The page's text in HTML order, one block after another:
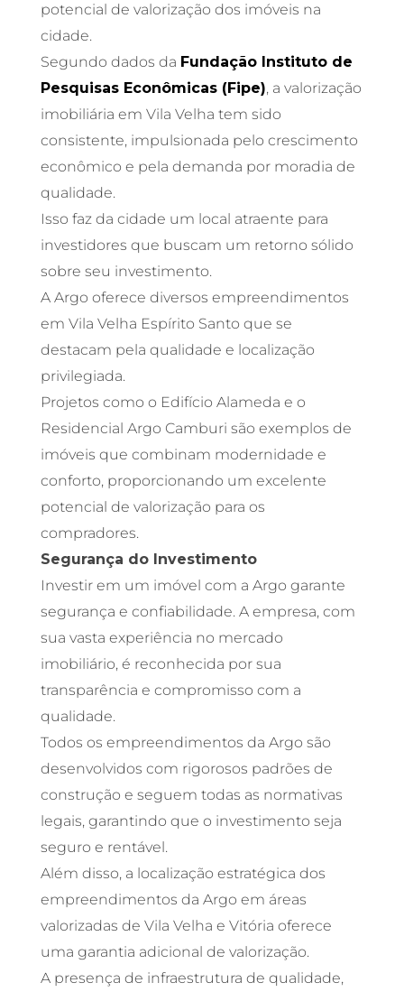
potencial de valorização dos imóveis na
cidade.
Segundo dados da Fundação Instituto de
Pesquisas Econômicas (Fipe), a valorização
imobiliária em Vila Velha tem sido
consistente, impulsionada pelo crescimento
econômico e pela demanda por moradia de
qualidade.
Isso faz da cidade um local atraente para
investidores que buscam um retorno sólido
sobre seu investimento.
A Argo oferece diversos empreendimentos
em Vila Velha Espírito Santo que se
destacam pela qualidade e localização
privilegiada.
Projetos como o Edifício Alameda e o
Residencial Argo Camburi são exemplos de
imóveis que combinam modernidade e
conforto, proporcionando um excelente
potencial de valorização para os
compradores.
Segurança do Investimento
Investir em um imóvel com a Argo garante
segurança e confiabilidade. A empresa, com
sua vasta experiência no mercado
imobiliário, é reconhecida por sua
transparência e compromisso com a
qualidade.
Todos os empreendimentos da Argo são
desenvolvidos com rigorosos padrões de
construção e seguem todas as normativas
legais, garantindo que o investimento seja
seguro e rentável.
Além disso, a localização estratégica dos
empreendimentos da Argo em áreas
valorizadas de Vila Velha e Vitória oferece
uma garantia adicional de valorização.
A presença de infraestrutura de qualidade,